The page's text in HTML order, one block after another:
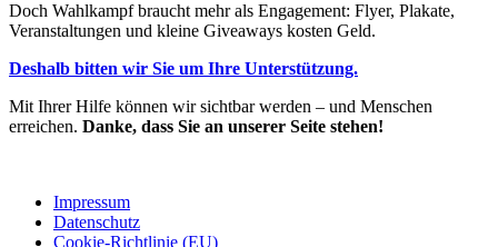
Doch Wahlkampf braucht mehr als Engagement: Flyer, Plakate,
Veranstaltungen und kleine Giveaways kosten Geld.
Deshalb bitten wir Sie um Ihre Unterstützung.
Mit Ihrer Hilfe können wir sichtbar werden – und Menschen
erreichen. Danke, dass Sie an unserer Seite stehen!
Impressum
Datenschutz
Cookie-Richtlinie (EU)